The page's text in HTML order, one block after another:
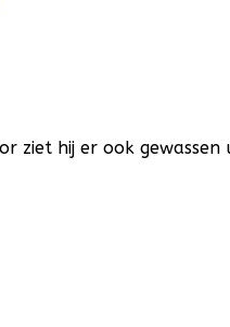
ziet hij er ook gewassen